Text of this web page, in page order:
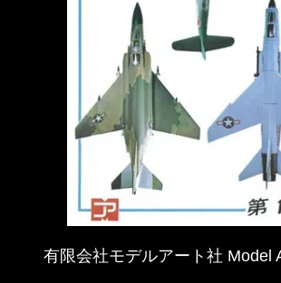
有限会社モデルアート社 Model